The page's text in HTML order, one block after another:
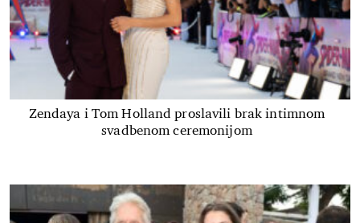
Zendaya i Tom Holland proslavili brak intimnom
svadbenom ceremonijom